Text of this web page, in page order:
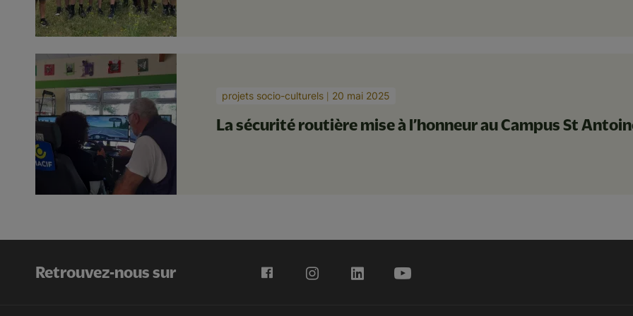
projets socio-culturels 20 mai 2025
La sécurité routière mise à l’honneur au Campus St
Retrouvez-nous sur